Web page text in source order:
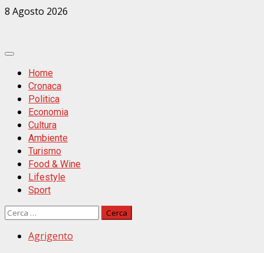
Zum
8 Agosto 2026
Primäres
MenüHome
Cronaca
Politica
Economia
Cultura
Ambiente
Turismo
Food & Wine
Lifestyle
Sport
Ricerca
Agrigento